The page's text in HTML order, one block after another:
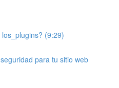
(9:29)
para tu sitio web